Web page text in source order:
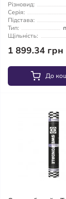
Різновид:
Серія:
Підстава:
Тип:
Щільність:
1 899.34 грн
До